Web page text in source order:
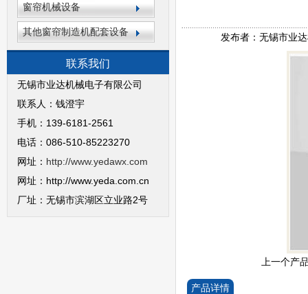
窗帘机械设备
其他窗帘制造机配套设备
联系我们
无锡市业达机械电子有限公司
联系人：钱澄宇
手机：139-6181-2561
电话：086-510-85223270
网址： http://www.yedawx.com
网址：http://www.yeda.com.cn
厂址：无锡市滨湖区立业路2号
发布者：无锡市业
上一个产
产品详情